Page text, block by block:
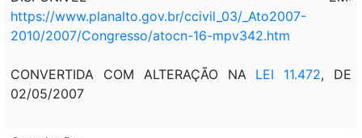
https://www.planalto.gov.br/ccivil_03/_Ato2007-
2010/2007/Congresso/atocn-16-mpv342.htm
CONVERTIDA COM ALTERAÇÃO NA LEI 11.472, DE
02/05/2007